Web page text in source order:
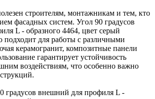
строителям, монтажникам и тем, кто
фасадных систем. Угол 90 градусов
L - образного 4464, цвет серый
подходит для работы с различными
керамогранит, композитные панели
гарантирует устойчивость
воздействиям, что особенно важно
градусов внешний для профиля L -